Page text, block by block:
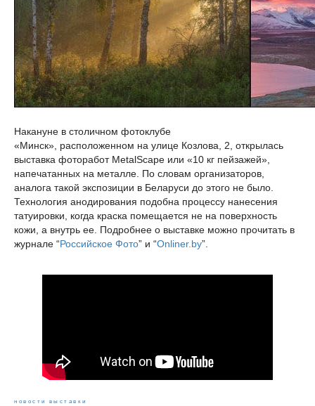
Накануне в столичном фотоклубе
«Минск», расположенном на улице Козлова, 2, открылась
выставка фоторабот MetalScape или «10 кг пейзажей»,
напечатанных на металле. По словам организаторов,
аналога такой экспозиции в Беларуси до этого не было.
Технология анодирования подобна процессу нанесения
татуировки, когда краска помещается не на поверхность
кожи, а внутрь ее. Подробнее о выставке можно прочитать в
журнале “Российское Фото” и “Onliner.by”.
новости выставки